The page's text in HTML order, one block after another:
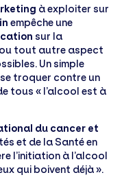
à exploiter sur
empêche une
sur la
ou tout autre aspect
Un simple
troquer contre un
tous « l’alcool est à
du cancer et
et de la Santé en
l’initiation à l’alcool
qui boivent déjà ».